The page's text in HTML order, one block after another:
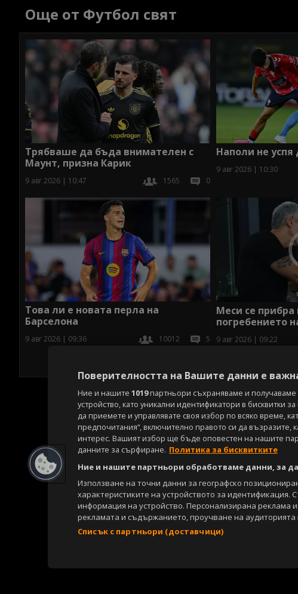
Още от Футбол свят
Трябваше да бъда внимателен с
Маунт, призна Карик
9 авг 2026 | 10:47 1565 0
Наполи не
9 авг 2026 | 10:30
Това ли е новата перла на
Барселона
9 авг 2026 | 09:36 10012 5
Меси се
погребението
9 авг 2026 | 09:22
Поверителността на Вашите данни е
Ние и нашите 1019партньори съхраняваме и
устройство, като уникални идентификатори в бисквитки
да приемете и управлявате своя избор по всяко време,
предпочитания“, включително правото си да възразите,
интерес. Вашият избор ще бъде оповестен на нашите
данните за сърфиране. Политика за бисквитките
Ние и нашите партньори обработваме данни, за
Използване на точни данни за географско
характеристиките на устройството за идентификация.
информация на устройство. Персонализирана реклама
рекламата и съдържанието, проучване на аудиторията
Списък с партньори (доставчици)